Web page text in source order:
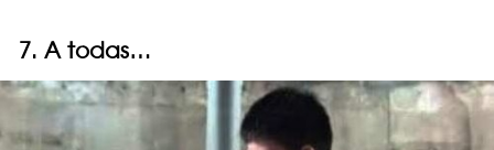
7. A todas…